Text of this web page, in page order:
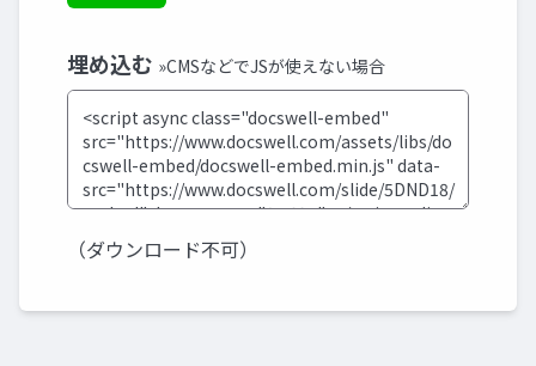
埋め込む »CMSなどでJSが使えない場合
（ダウンロード不可）